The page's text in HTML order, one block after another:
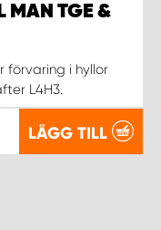
MAN TGE &
förvaring i hyllor
L4H3.
LÄGG TILL